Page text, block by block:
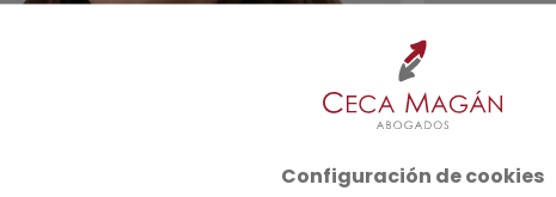
Ver perfil
Configuración de cookies